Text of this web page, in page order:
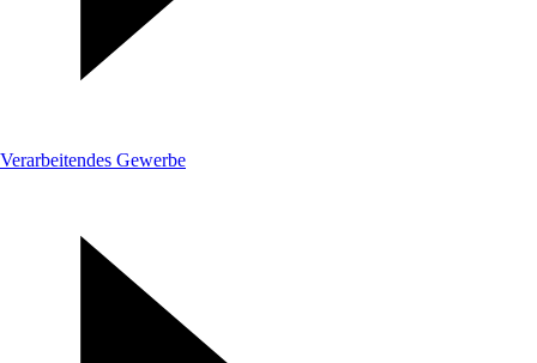
Verarbeitendes Gewerbe